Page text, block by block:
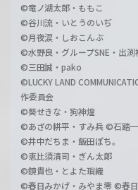
©竜ノ湖太郎・ももこ
©谷川流・いとうのいぢ
©月夜涙・しおこんぶ
©水野良・グループSNE・出渕
©三田誠・pako
©LUCKY LAND
作委員会
©葵せきな・狗神煌
©あざの耕平・すみ兵 ©石踏
©井中だちま・飯田ぽち。
©恵比須清司・ぎん太郎
©鏡貴也・とよた瑣織
©春日みかげ・みやま零 ©春